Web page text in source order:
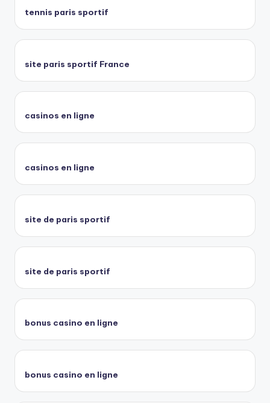
tennis paris sportif
site paris sportif France
casinos en ligne
casinos en ligne
site de paris sportif
site de paris sportif
bonus casino en ligne
bonus casino en ligne